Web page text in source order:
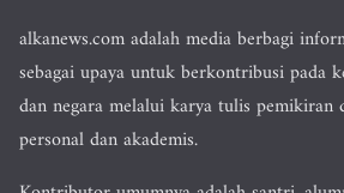
alkanews.com adalah media berbagi
sebagai upaya untuk berkontribusi pada
dan negara melalui karya tulis pemikiran
personal dan akademis.